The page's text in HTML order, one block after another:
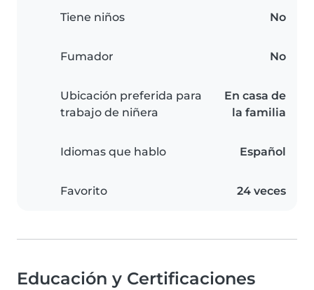
Tiene niños No
Fumador No
Ubicación preferida para
trabajo de niñera
En casa de
la familia
Idiomas que hablo Español
Favorito 24 veces
Educación y Certificaciones